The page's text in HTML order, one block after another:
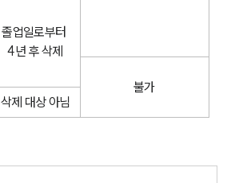
졸업일로부터
4년 후 삭제
불가
삭제 대상 아님